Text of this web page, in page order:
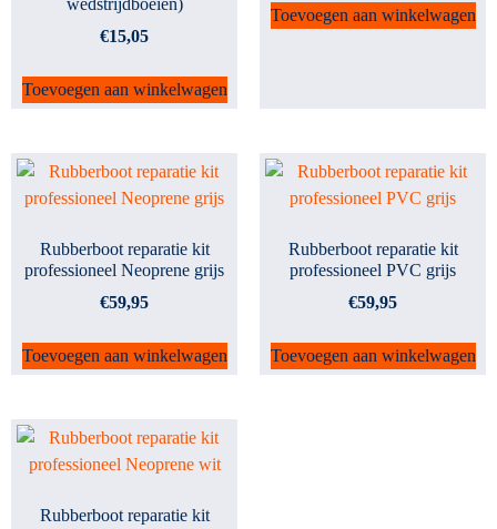
wedstrijdboeien)
€15,05
Toevoegen aan winkelwagen
Toevoegen aan winkelwagen
Rubberboot reparatie kit
professioneel Neoprene grijs
€59,95
Toevoegen aan winkelwagen
Rubberboot reparatie kit
professioneel PVC grijs
€59,95
Toevoegen aan winkelwagen
Rubberboot reparatie kit